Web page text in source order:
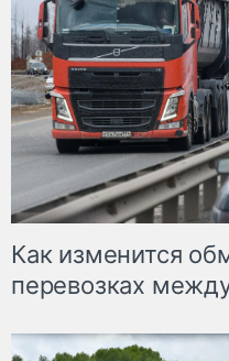
Как изменится
перевозках